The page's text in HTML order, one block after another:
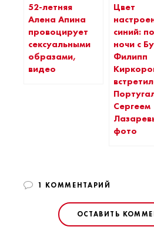
52-летняя
Алена Апина
провоцирует
сексуальными
образами,
видео
Цвет
синий:
ночи с
Филипп
Сергеем
фото
1 КОММЕНТАРИЙ
ОСТАВИТЬ